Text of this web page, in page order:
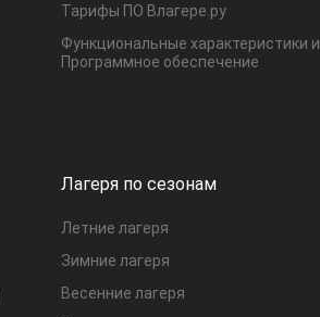
Тарифы ПО Влагере.ру
Функциональные характеристики и
Программное обеспечение
Лагеря по сезонам
Летние лагеря
Зимние лагеря
Весенние лагеря